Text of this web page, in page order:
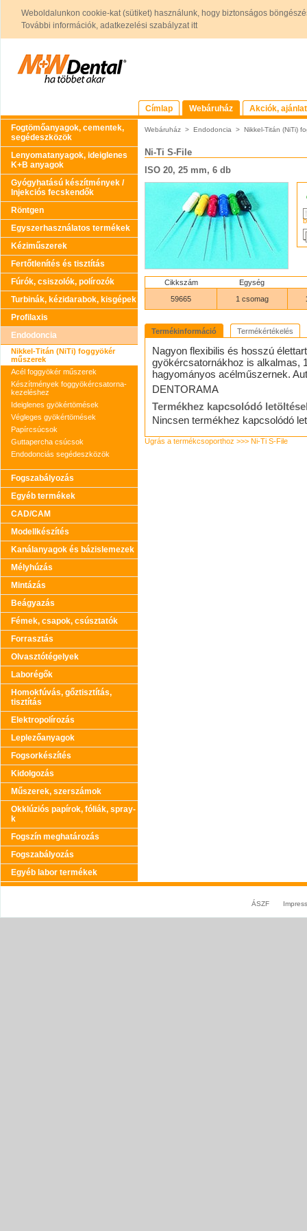
Weboldalunkon cookie-kat (sütiket) használunk, hogy biztonságos
További információk, adatkezelési szabályzat itt
Címlap Webáruház
Akciók,
Fogtömőanyagok, cementek,
segédeszközök
Lenyomatanyagok, ideiglenes
K+B anyagok
Gyógyhatású készítmények /
Injekciós fecskendők
Röntgen
Egyszerhasználatos termékek
Kéziműszerek
Fertőtlenítés és tisztítás
Fúrók, csiszolók, polírozók
Turbinák, kézidarabok, kisgépek
Profilaxis
Endodoncia
Nikkel-Titán (NiTi) foggyökér
műszerek
Acél foggyökér műszerek
Készítmények foggyökércsatorna-
kezeléshez
Ideiglenes gyökértömések
Végleges gyökértömések
Papírcsúcsok
Guttapercha csúcsok
Endodonciás segédeszközök
Fogszabályozás
Egyéb termékek
CAD/CAM
Modellkészítés
Kanálanyagok és bázislemezek
Mélyhúzás
Mintázás
Beágyazás
Fémek, csapok, csúsztatók
Forrasztás
Olvasztótégelyek
Laborégők
Homokfúvás, gőztisztítás,
tisztítás
Elektropolírozás
Leplezőanyagok
Fogsorkészítés
Kidolgozás
Műszerek, szerszámok
Okklúziós papírok, fóliák, spray-
k
Fogszín meghatározás
Fogszabályozás
Egyéb labor termékek
Webáruház > Endodoncia > Nikkel-Titán (NiTi)
Ni-Ti S-File
ISO 20, 25 mm, 6 db
Cikkszám
Egység
59665
1 csomag
Termékinformáció Termékértékelés
Nagyon flexibilis és hosszú
gyökércsatornákhoz is alkalmas,
hagyományos acélműszernek.
DENTORAMA
Termékhez kapcsolódó
Nincsen termékhez kapcsolódó
Ugrás a termékcsoporthoz >>> Ni-Ti S-File
ÁSZF